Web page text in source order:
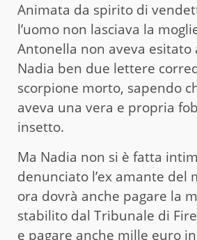
Animata da spirito di
l’uomo non lasciava la
Antonella non aveva esitato
Nadia ben due lettere
scorpione morto, sapendo
aveva una vera e propria
insetto.
Ma Nadia non si è fatta
denunciato l’ex amante del
ora dovrà anche pagare la
stabilito dal Tribunale di
e pagare anche mille euro